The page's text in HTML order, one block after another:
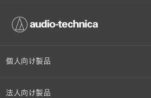
個人向け製品
オンラインストア限定
法人向け製品